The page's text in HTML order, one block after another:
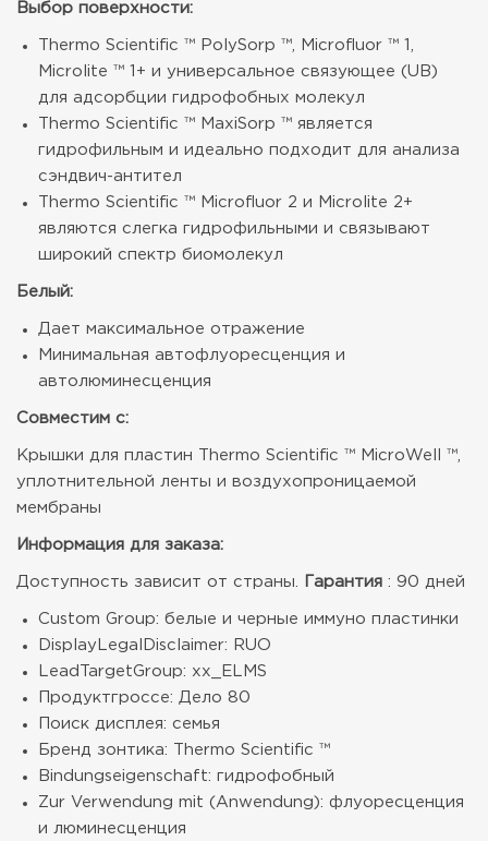
Выбор поверхности:
Thermo Scientific ™ PolySorp ™, Microfluor ™ 1,
Microlite ™ 1+ и универсальное связующее (UB)
для адсорбции гидрофобных молекул
Thermo Scientific ™ MaxiSorp ™ является
гидрофильным и идеально подходит для анализа
сэндвич-антител
Thermo Scientific ™ Microfluor 2 и Microlite 2+
являются слегка гидрофильными и связывают
широкий спектр биомолекул
Белый:
Дает максимальное отражение
Минимальная автофлуоресценция и
автолюминесценция
Совместим с:
Крышки для пластин Thermo Scientific ™ MicroWell ™,
уплотнительной ленты и воздухопроницаемой
мембраны
Информация для заказа:
Доступность зависит от страны. Гарантия : 90 дней
Custom Group: белые и черные иммуно пластинки
DisplayLegalDisclaimer: RUO
LeadTargetGroup: xx_ELMS
Продуктгроссе: Дело 80
Поиск дисплея: семья
Бренд зонтика: Thermo Scientific ™
Bindungseigenschaft: гидрофобный
Zur Verwendung mit (Anwendung): флуоресценция
и люминесценция